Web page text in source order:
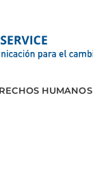
HUMANOS